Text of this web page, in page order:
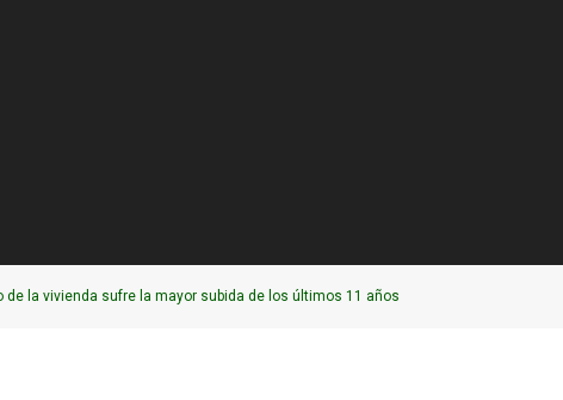
de la vivienda sufre la mayor subida de los últimos 11 años